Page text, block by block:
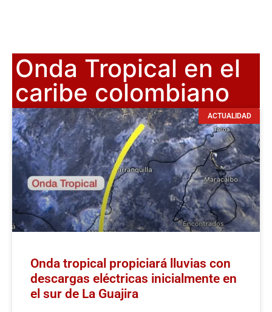
Onda Tropical en el
caribe colombiano
ACTUALIDAD
Onda tropical propiciará lluvias con
descargas eléctricas inicialmente en
el sur de La Guajira